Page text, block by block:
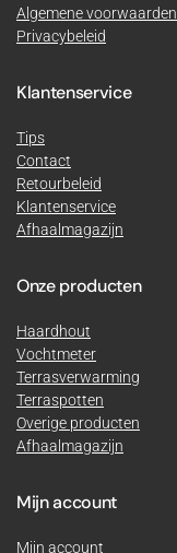
Algemene voorwaarden
Privacybeleid
Klantenservice
Tips
Contact
Retourbeleid
Klantenservice
Afhaalmagazijn
Onze producten
Haardhout
Vochtmeter
Terrasverwarming
Terraspotten
Overige producten
Afhaalmagazijn
Mijn account
Mijn account